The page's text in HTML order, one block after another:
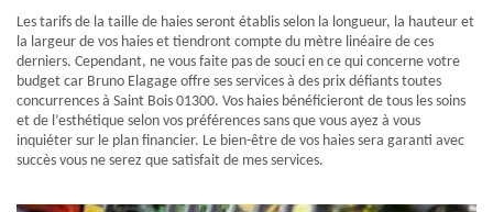
Les tarifs de la taille de haies seront établis selon la longueur, la hauteur et
la largeur de vos haies et tiendront compte du mètre linéaire de ces
derniers. Cependant, ne vous faite pas de souci en ce qui concerne votre
budget car Bruno Elagage offre ses services à des prix défiants toutes
concurrences à Saint Bois 01300. Vos haies bénéficieront de tous les soins
et de l’esthétique selon vos préférences sans que vous ayez à vous
inquiéter sur le plan financier. Le bien-être de vos haies sera garanti avec
succès vous ne serez que satisfait de mes services.